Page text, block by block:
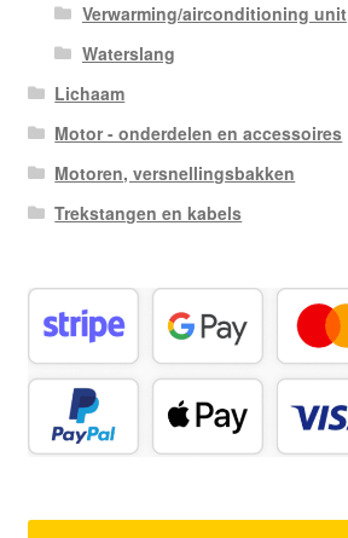
Verwarming/airconditioning unit
Waterslang
Lichaam
Motor - onderdelen en accessoires
Motoren, versnellingsbakken
Trekstangen en kabels